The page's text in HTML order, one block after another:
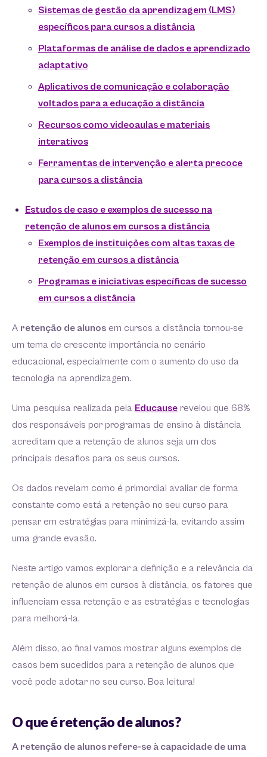
Sistemas de gestão da aprendizagem (LMS)
específicos para cursos a distância
Plataformas de análise de dados e aprendizado
adaptativo
Aplicativos de comunicação e colaboração
voltados para a educação a distância
Recursos como videoaulas e materiais
interativos
Ferramentas de intervenção e alerta precoce
para cursos a distância
Estudos de caso e exemplos de sucesso na
retenção de alunos em cursos a distância
Exemplos de instituições com altas taxas de
retenção em cursos a distância
Programas e iniciativas específicas de sucesso
em cursos a distância
A retenção de alunos em cursos a distância tornou-se
um tema de crescente importância no cenário
educacional, especialmente com o aumento do uso da
tecnologia na aprendizagem.
Uma pesquisa realizada pela Educause revelou que 68%
dos responsáveis por programas de ensino à distância
acreditam que a retenção de alunos seja um dos
principais desafios para os seus cursos.
Os dados revelam como é primordial avaliar de forma
constante como está a retenção no seu curso para
pensar em estratégias para minimizá-la, evitando assim
uma grande evasão.
Neste artigo vamos explorar a definição e a relevância da
retenção de alunos em cursos à distância, os fatores que
influenciam essa retenção e as estratégias e tecnologias
para melhorá-la.
Além disso, ao final vamos mostrar alguns exemplos de
casos bem sucedidos para a retenção de alunos que
você pode adotar no seu curso. Boa leitura!
O que é retenção de alunos?
A retenção de alunos refere-se à capacidade de uma